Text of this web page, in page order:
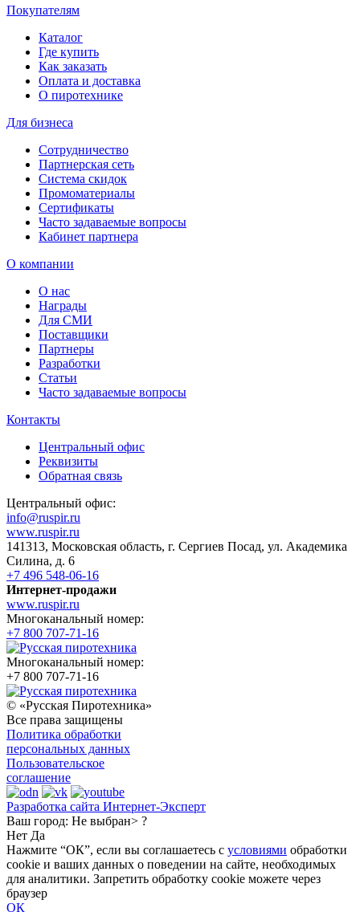
Покупателям
Каталог
Где купить
Как заказать
Оплата и доставка
О пиротехнике
Для бизнеса
Сотрудничество
Партнерская сеть
Система скидок
Промоматериалы
Сертификаты
Часто задаваемые вопросы
Кабинет партнера
О компании
О нас
Награды
Для СМИ
Поставщики
Партнеры
Разработки
Статьи
Часто задаваемые вопросы
Контакты
Центральный офис
Реквизиты
Обратная связь
Центральный офис:
info@ruspir.ru
www.ruspir.ru
141313, Московская область, г. Сергиев Посад, ул. Академика
Силина, д. 6
+7 496 548-06-16
Интернет-продажи
www.ruspir.ru
Многоканальный номер:
+7 800 707-71-16
Многоканальный номер:
+7 800 707-71-16
© «Русская Пиротехника»
Все права защищены
Политика обработки
персональных данных
Пользовательское
соглашение
Разработка сайта Интернет-Эксперт
Ваш город: Не выбран> ?
Нет Да
Нажмите “ОК”, если вы соглашаетесь с условиями обработки
cookie и ваших данных о поведении на сайте, необходимых
для аналитики. Запретить обработку cookie можете через
браузер
ОК